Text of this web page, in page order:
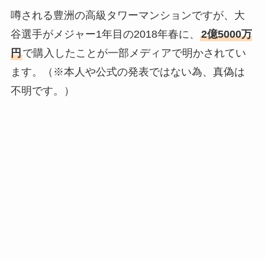
噂される豊洲の高級タワーマンションですが、大
谷選手がメジャー1年目の2018年春に、 2億5000万
円で購入したことが一部メディアで明かされてい
ます。（※本人や公式の発表ではない為、真偽は
不明です。）